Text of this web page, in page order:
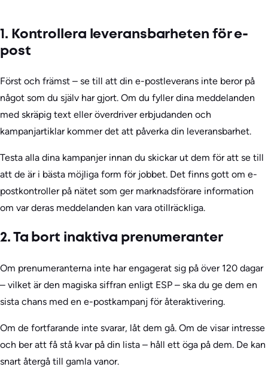
1. Kontrollera leveransbarheten för e-
post
Först och främst – se till att din e-postleverans inte beror på
något som du själv har gjort. Om du fyller dina meddelanden
med skräpig text eller överdriver erbjudanden och
kampanjartiklar kommer det att påverka din leveransbarhet.
Testa alla dina kampanjer innan du skickar ut dem för att se till
att de är i bästa möjliga form för jobbet. Det finns gott om e-
postkontroller på nätet som ger marknadsförare information
om var deras meddelanden kan vara otillräckliga.
2. Ta bort inaktiva prenumeranter
Om prenumeranterna inte har engagerat sig på över 120 dagar
– vilket är den magiska siffran enligt ESP – ska du ge dem en
sista chans med en e-postkampanj för återaktivering.
Om de fortfarande inte svarar, låt dem gå. Om de visar intresse
och ber att få stå kvar på din lista – håll ett öga på dem. De kan
snart återgå till gamla vanor.